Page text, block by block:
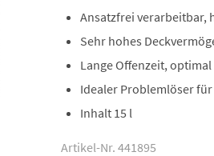
Ansatzfrei verarbeitbar,
Sehr hohes
Lange Offenzeit,
Idealer Problemlöser
Inhalt 15 l
Artikel-Nr. 441895